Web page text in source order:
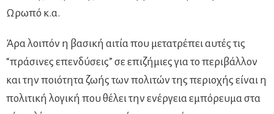
Ωρωπό κ.α.
Άρα λοιπόν η βασική αιτία που μετατρέπει αυτές τις
“πράσινες επενδύσεις” σε επιζήμιες για το περιβάλλον
και την ποιότητα ζωής των πολιτών της περιοχής είναι η
πολιτική λογική που θέλει την ενέργεια εμπόρευμα στα